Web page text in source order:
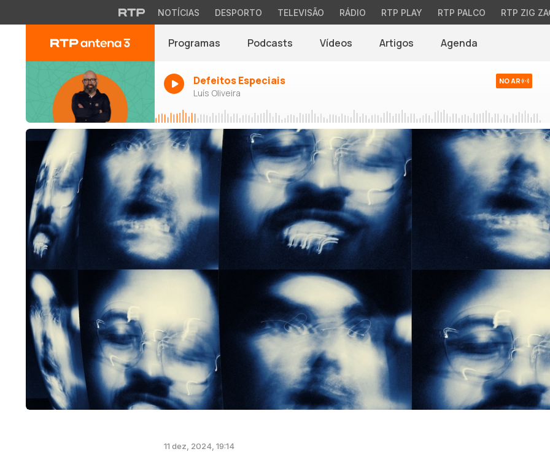
NOTÍCIAS DESPORTO TELEVISÃO RÁDIO RTP PLAY RTP PALCO RTP ZIG
Programas Podcasts Vídeos Artigos Agenda
Defeitos Especiais
Luís Oliveira
NO AR
11 dez, 2024, 19:14